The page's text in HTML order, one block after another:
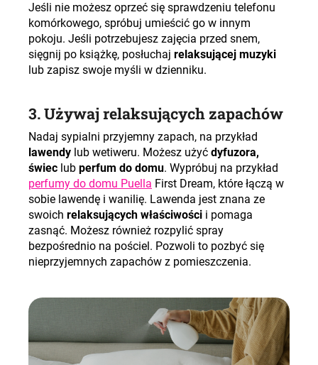
Jeśli nie możesz oprzeć się sprawdzeniu telefonu
komórkowego, spróbuj umieścić go w innym
pokoju. Jeśli potrzebujesz zajęcia przed snem,
sięgnij po książkę, posłuchaj relaksującej muzyki
lub zapisz swoje myśli w dzienniku.
3. Używaj relaksujących zapachów
Nadaj sypialni przyjemny zapach, na przykład
lawendy lub wetiweru. Możesz użyć dyfuzora,
świec lub perfum do domu. Wypróbuj na przykład
perfumy do domu Puella First Dream, które łączą w
sobie lawendę i wanilię. Lawenda jest znana ze
swoich relaksujących właściwości i pomaga
zasnąć. Możesz również rozpylić spray
bezpośrednio na pościel. Pozwoli to pozbyć się
nieprzyjemnych zapachów z pomieszczenia.